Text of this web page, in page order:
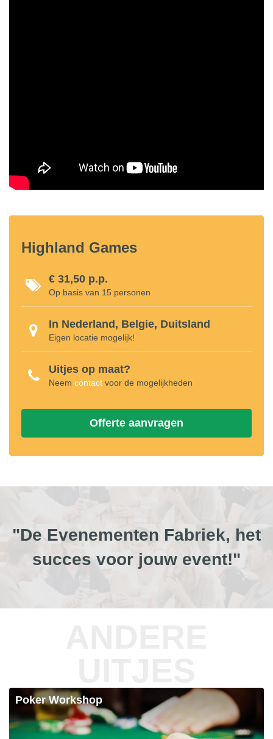
Highland Games
€ 31,50 p.p.
Op basis van 15 personen
In Nederland, Belgie, Duitsland
Eigen locatie mogelijk!
Uitjes op maat?
Neem contact voor de mogelijkheden
Offerte aanvragen
"De Evenementen Fabriek, het
succes voor jouw event!"
Poker Workshop